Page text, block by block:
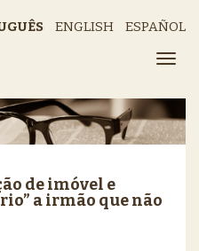
ENGLISH ESPAÑOL
de imóvel e
a irmão que não